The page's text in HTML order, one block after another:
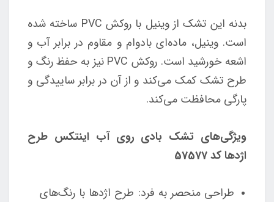
بدنه این تشک از وینیل با روکش PVC ساخته شده
است. وینیل، ماده‌ای بادوام و مقاوم در برابر آب و
اشعه خورشید است. روکش PVC نیز به حفظ رنگ و
طرح تشک کمک می‌کند و از آن در برابر ساییدگی و
پارگی محافظت می‌کند.
ویژگی‌های تشک بادی روی آب اینتکس طرح
اژدها کد 57577
طراحی منحصر به فرد: طرح اژدها با رنگ‌های